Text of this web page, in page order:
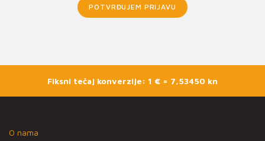
POTVRĐUJEM PRIJAVU
Fiksni tečaj konverzije: 1 € = 7,53450 kn
O nama